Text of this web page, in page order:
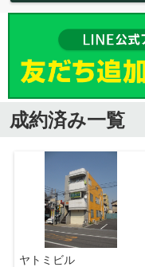
成約済み一覧
ヤトミビル